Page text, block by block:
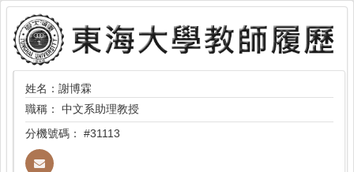
姓名：謝博霖
職稱： 中文系助理教授
分機號碼： #31113